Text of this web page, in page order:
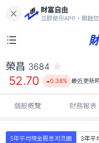
財富自由
立即使用APP，開啟
52.70
榮昌 3684
52.70 0.38% 最近更新
個股概覽 財務報表
5年平均現金股息河流圖
3年平